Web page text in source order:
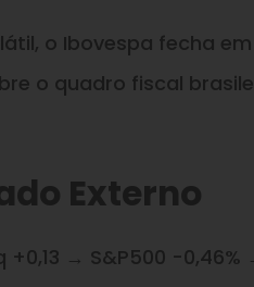
o Ibovespa fecha
o quadro fiscal
Externo
+0,13 → S&P500 -0,46%